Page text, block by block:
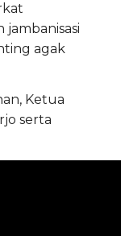
jambanisasi
agak
Ketua
serta